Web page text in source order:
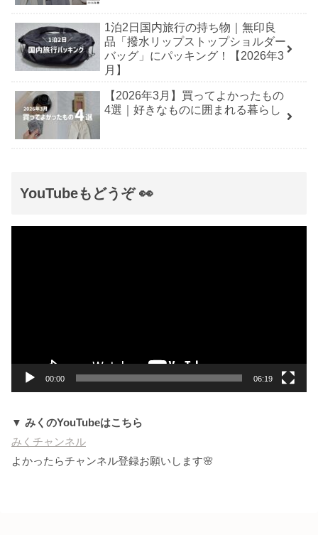
1泊2日国内旅行の持ち物｜無印良
品「撥水リップストップショルダー
バッグ」にパッキング！【2026年3
月】
【2026年3月】買ってよかったもの
4選｜好きなものに囲まれる暮らし
YouTubeもどうぞ 👀
00:00 06:19
▼ みくのYouTubeはこちら
みくチャンネル
よかったらチャンネル登録お願いします🌸